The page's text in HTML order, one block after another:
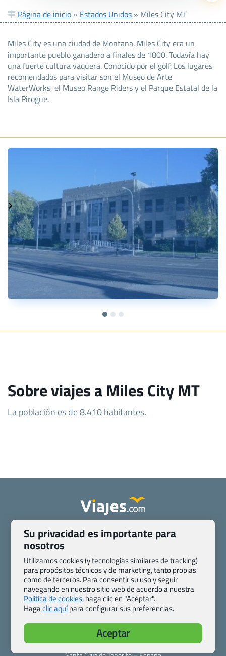
Página de inicio » Estados Unidos » Miles City MT
Miles City es una ciudad de Montana. Miles City era un
importante pueblo ganadero a finales de 1800. Todavía hay
una fuerte cultura vaquera. Conocido por el golf. Los lugares
recomendados para visitar son el Museo de Arte
WaterWorks, el Museo Range Riders y el Parque Estatal de la
Isla Pirogue.
Sobre viajes a Miles City MT
La población es de 8.410 habitantes.
Quienes somos
Contacto
Pasaporte, Visado, Salud y otras disposiciones específicas
Blog de Viajes.com
Registro de agencias
Preguntas frecuentes
Condiciones generales
Política de privacidad y cookies
Transparencia
Todas las páginas – sitemap
Viajes.com
Last Minute Express S.L.U.
c/ Drago, CC HLS, Local 13
38660 Miraverde – Adeje
Su privacidad es importante para
nosotros
Utilizamos cookies (y tecnologías similares de tracking)
para propósitos técnicos y de marketing, tanto propias
como de terceros. Para consentir su uso y seguir
navegando en nuestro sitio web de acuerdo a nuestra
Política de cookies,haga clic en "Aceptar".
Hagaclic aquípara configurar sus preferencias.
Aceptar